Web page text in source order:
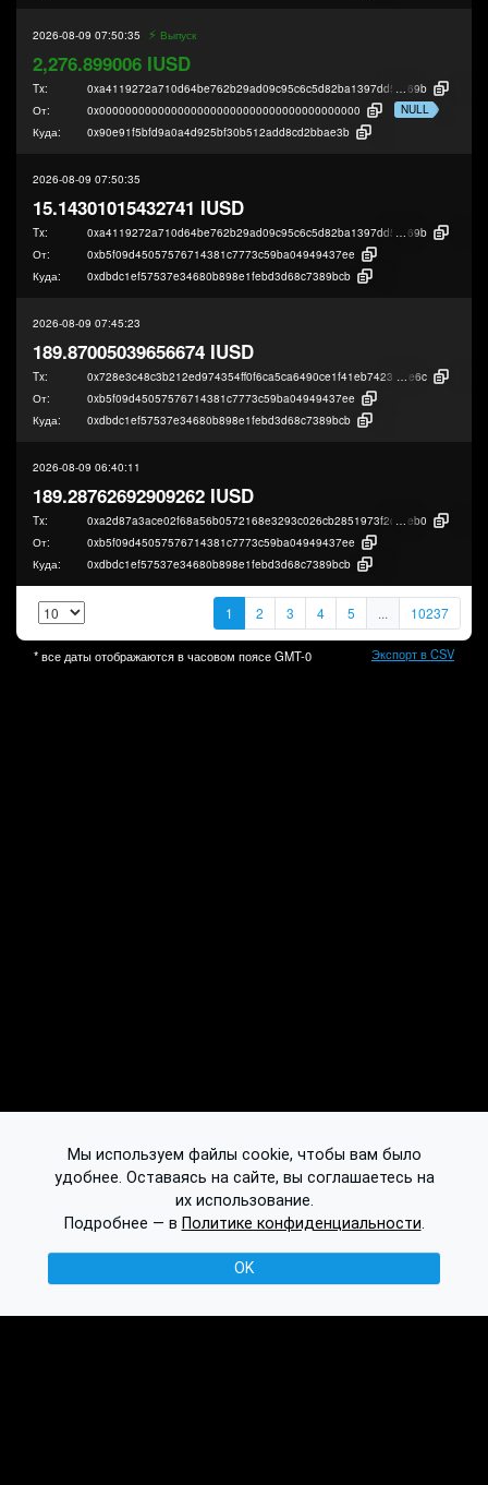
2026-08-09 07:50:35 ⚡️ Выпуск
2,276.899006 IUSD
Tx:
69b
От:
0x0000000000000000000000000000000000000000
NULL
Куда:
0x90e91f5bfd9a0a4d925bf30b512add8cd2bbae3b
2026-08-09 07:50:35
15.14301015432741 IUSD
Tx:
69b
От:
0xb5f09d45057576714381c7773c59ba04949437ee
Куда:
0xdbdc1ef57537e34680b898e1febd3d68c7389bcb
2026-08-09 07:45:23
189.87005039656674 IUSD
Tx: 0x728e3c48c3b212ed974354ff0f6ca5ca6490ce1f41eb74233a955323d0ce0
e6c
От:
0xb5f09d45057576714381c7773c59ba04949437ee
Куда:
0xdbdc1ef57537e34680b898e1febd3d68c7389bcb
2026-08-09 06:40:11
189.28762692909262 IUSD
Tx: 0xa2d87a3ace02f68a56b0572168e3293c026cb2851973f2cfcdebe89b7fccf
eb0
От:
0xb5f09d45057576714381c7773c59ba04949437ee
Куда:
0xdbdc1ef57537e34680b898e1febd3d68c7389bcb
1 2 3 4 5 ... 10237
* все даты отображаются в часовом поясеGMT-0 Экспорт в CSV
Мы используем файлы cookie, чтобы вам было
удобнее. Оставаясь на сайте, вы соглашаетесь на
их использование.
Подробнее — в Политике конфиденциальности.
OK